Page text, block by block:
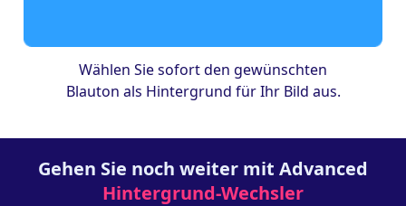
Wählen Sie sofort den gewünschten
Blauton als Hintergrund für Ihr Bild aus.
Gehen Sie noch weiter mit Advanced
Hintergrund-Wechsler